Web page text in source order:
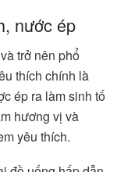
nước ép
trở nên phổ
thích chính là
ép ra làm sinh tố
hương vị và
yêu thích.